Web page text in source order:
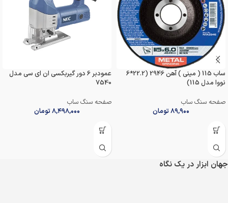
ساب 115 ( مینی ) آهن 2946 (22.2*6
نووا مدل 115)
صفحه سنگ ساب
۸۹,۹۰۰تومان
عمودبر 6 دور گیربکسی ان ای سی مدل
7540
صفحه سنگ ساب
۸,۴۹۸,۰۰۰تومان
جهان ابزار در یک نگاه